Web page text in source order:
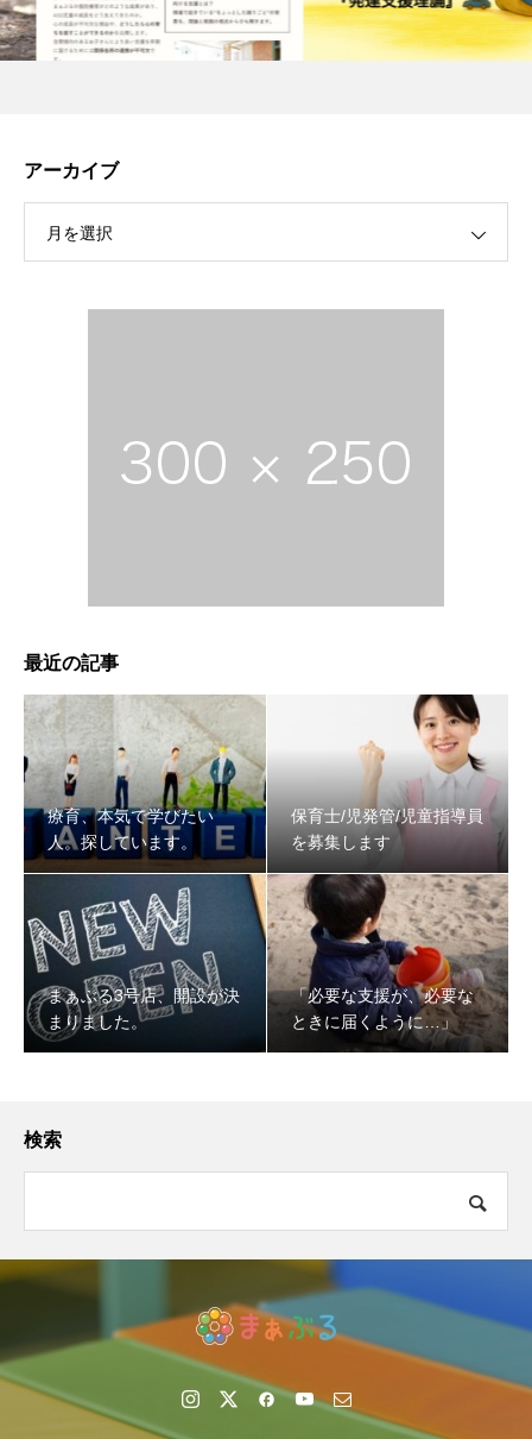
アーカイブ
月を選択
最近の記事
療育、本気で学びたい
人。探しています。
保育士/児発管/児童指導員
を募集します
まぁぶる3号店、開設が決
まりました。
「必要な支援が、必要な
ときに届くように…」
検索